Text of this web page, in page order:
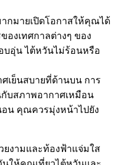
กมายเปิดโอกาสให้คุณได้
องเทศกาลต่างๆ ของ
บอุ่น ไต้หวันไม่ร้อนหรือ
เย็นสบายที่ด้านบน การ
บสภาพอากาศเหมือน
น คุณควรมุ่งหน้าไปยัง
ยงามและท้องฟ้าแจ่มใส